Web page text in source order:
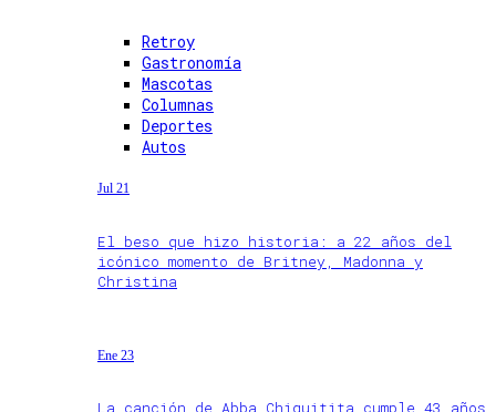
Retroy
Gastronomía
Mascotas
Columnas
Deportes
Autos
Jul 21
El beso que hizo historia: a 22 años del
icónico momento de Britney, Madonna y
Christina
Ene 23
La canción de Abba Chiquitita cumple 43 años